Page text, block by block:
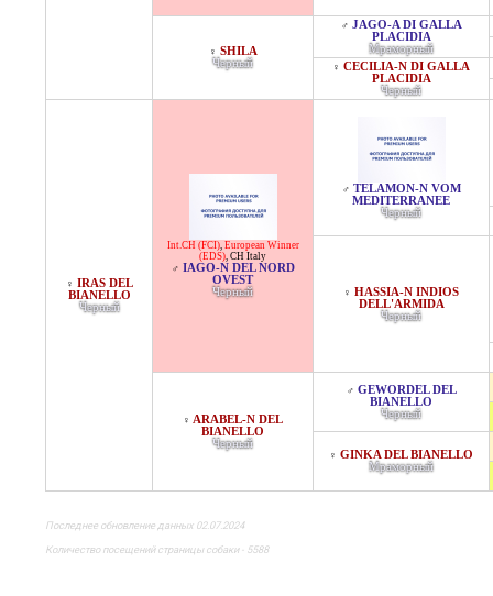
♀ SHILA
Черный
♂ JAGO-A DI GALLA
PLACIDIA
Мраморный
♀ CECILIA-N DI GALLA
PLACIDIA
Черный
♀ IRAS DEL
BIANELLO
Черный
Int.CH (FCI), European Winner
(EDS), CH Italy
♂ IAGO-N DEL NORD
OVEST
Черный
♂ TELAMON-N VOM
MEDITERRANEE
Черный
♀ HASSIA-N INDIOS
DELL'ARMIDA
Черный
♀ ARABEL-N DEL
BIANELLO
Черный
♂ GEWORDEL DEL
BIANELLO
Черный
♀ GINKA DEL BIANELLO
Мраморный
Последнее обновление данных 02.07.2024
Количество посещений страницы собаки - 5588